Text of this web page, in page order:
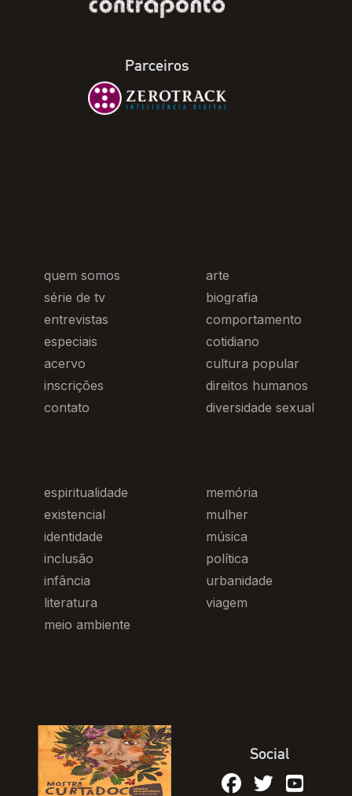
Parceiros
quem somos
série de tv
entrevistas
especiais
acervo
inscrições
contato
arte
biografia
comportamento
cotidiano
cultura popular
direitos humanos
diversidade sexual
espiritualidade
existencial
identidade
inclusão
infância
literatura
meio ambiente
memória
mulher
música
política
urbanidade
viagem
Social